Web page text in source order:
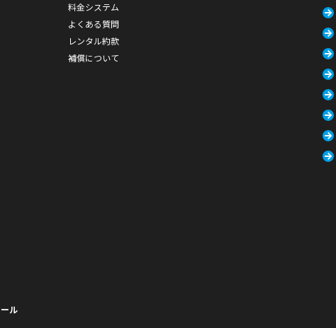
料金システム
よくある質問
レンタル約款
補償について
ル